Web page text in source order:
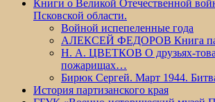
Книги о Великой Отечественной
Псковской области.
Войной испепеленные года
АЛЕКСЕЙ ФЕДОРОВ Книга
Н. А. ЦВЕТКОВ О друзьях-
пожарищах…
Бирюк Сергей. Март 1944.
История партизанского края